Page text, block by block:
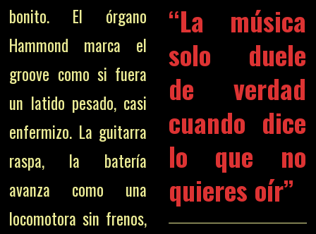
bonito. El órgano
Hammond marca el
groove como si fuera
un latido pesado, casi
enfermizo. La guitarra
raspa, la batería
avanza como una
locomotora sin frenos,
“La música
solo duele
de verdad
cuando dice
lo que no
quieres oír”